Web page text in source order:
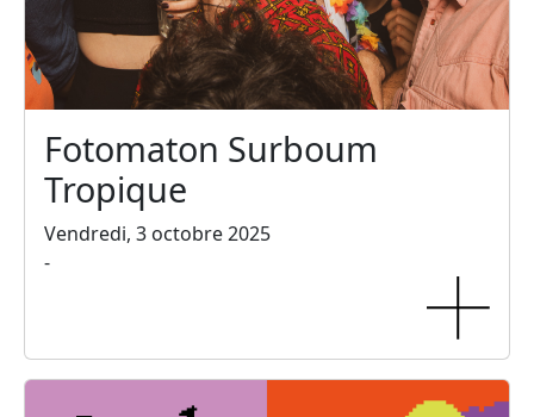
Fotomaton Surboum
Tropique
Vendredi, 3 octobre 2025
-